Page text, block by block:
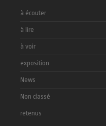
à écouter
à lire
à voir
exposition
News
Non classé
retenus